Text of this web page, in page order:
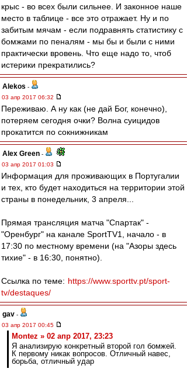
крыс - во всех были сильнее. И законное наше
место в таблице - все это отражает. Ну и по
забитым мячам - если подравнять статистику с
бомжами по пеналям - мы бы и были с ними
практически вровень. Что еще надо то, чтоб
истерики прекратились?
Alekos -
03 апр 2017 06:32
Переживаю. А ну как (не дай Бог, конечно),
потеряем сегодня очки? Волна суицидов
прокатится по сокнижникам
Alex Green -
03 апр 2017 01:03
Информация для проживающих в Португалии
и тех, кто будет находиться на территории этой
страны в понедельник, 3 апреля...
Прямая трансляция матча "Спартак" -
"Оренбург" на канале SportTV1, начало - в
17:30 по местному времени (на "Азоры здесь
тихие" - в 16:30, понятно).
Ссылка по теме: https://www.sporttv.pt/sport-
tv/destaques/
gav -
03 апр 2017 00:45
Montez » 02 апр 2017, 23:23
Я анализирую конкретный второй гол бомжей.
К первому никак вопросов. Отличный навес,
борьба, отличный удар